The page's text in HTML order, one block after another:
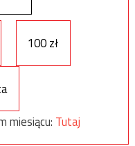
100 zł
miesiącu: Tutaj